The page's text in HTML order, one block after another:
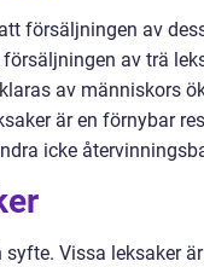
försäljningen av
av trä
av människors
är en förnybar
icke
Vissa leksaker